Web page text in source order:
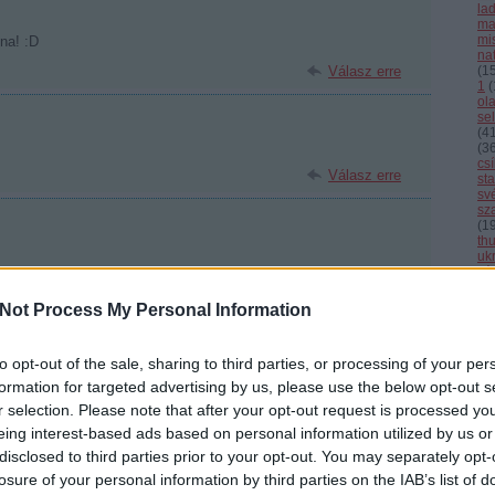
Process My Personal Information
opt-out of the sale, sharing to third parties, or processing of your
for targeted advertising by us, please use the below opt-out
selection. Please note that after your opt-out request is processed
interest-based ads based on personal information utilized by us
to third parties prior to your opt-out. You may separately
of your personal information by third parties on the IAB’s list of
(
1 (
(41
(
(
:D
Válasz erre
Válasz erre
Borsodból
az égnek, hogy nincs nagyobb baja. Remélem az asszony
persze:D:D
Válasz erre
2009.12.02. 20:02:13
:-)